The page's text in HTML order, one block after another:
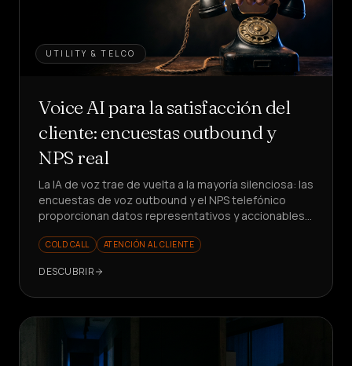
UTILITY & TELCO
Voice AI para la satisfacción del
cliente: encuestas outbound y
NPS real
La IA de voz trae de vuelta a la mayoría silenciosa: las
encuestas de voz outbound y el NPS telefónico
proporcionan datos representativos y accionables.
COLD CALL ATENCIÓN AL CLIENTE
DESCUBRIR